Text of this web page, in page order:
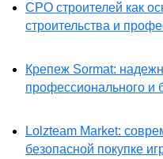
СРО строителей как
строительства и
Крепеж Sormat:
профессионального и
Lolzteam Market:
безопасной покупке